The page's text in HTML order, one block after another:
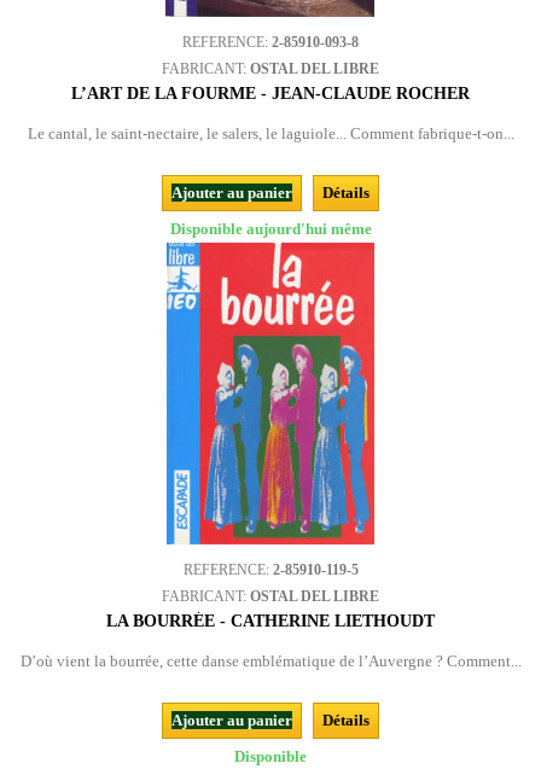
REFERENCE: 2-85910-093-8
FABRICANT: OSTAL DEL LIBRE
L’ART DE LA FOURME - JEAN-CLAUDE ROCHER
Le cantal, le saint-nectaire, le salers, le laguiole... Comment fabrique-t-on...
Ajouter au panier
Détails
Disponible aujourd'hui même
REFERENCE: 2-85910-119-5
FABRICANT: OSTAL DEL LIBRE
LA BOURRÉE - CATHERINE LIETHOUDT
D’où vient la bourrée, cette danse emblématique de l’Auvergne ? Comment...
Ajouter au panier
Détails
Disponible